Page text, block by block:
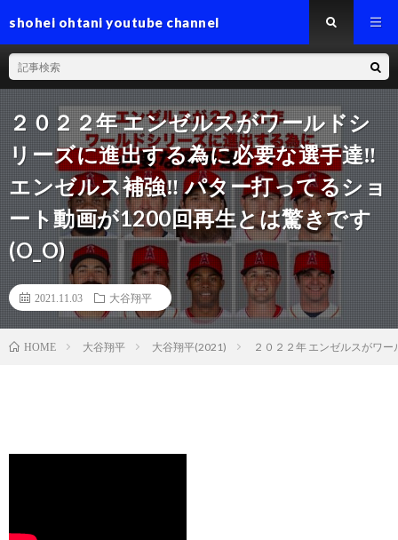
shohei ohtani youtube channel
２０２２年 エンゼルスがワールドシ
リーズに進出する為に必要な選手達‼️
エンゼルス補強‼️ パター打ってるショ
ート動画が1200回再生とは驚きです
(O_O)
2021.11.03 大谷翔平
HOME 大谷翔平 大谷翔平(2021) ２０２２年 エンゼルスがワ